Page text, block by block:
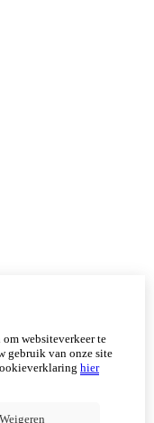
websiteverkeer te
gebruik van onze site
hier
Weigeren